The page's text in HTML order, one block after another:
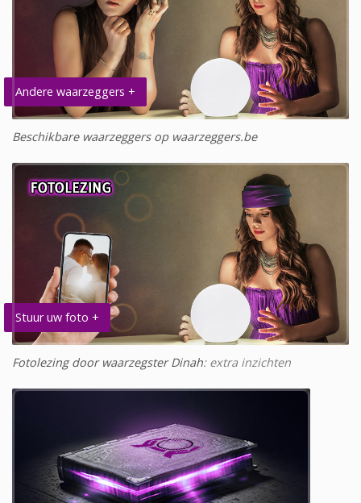
Andere waarzeggers +
Beschikbare waarzeggers op waarzeggers.be
Stuur uw foto +
Fotolezing door waarzegster Dinah: extra inzichten